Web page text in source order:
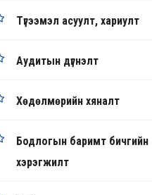
Түгээмэл асуулт, хариулт
Аудитын дүгнэлт
Хөдөлмөрийн хяналт
Бодлогын баримт бичгийн
хэрэгжилт